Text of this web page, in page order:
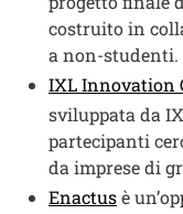
costruito in
a non-studenti.
IXL Innovation
sviluppata da
partecipanti
da imprese di
Enactusè